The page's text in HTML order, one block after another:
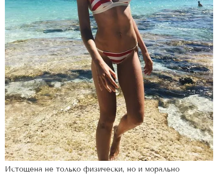
Истощена не только физически, но и морально